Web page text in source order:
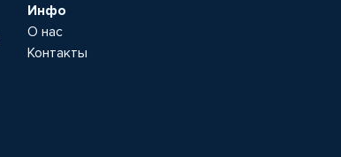
Инфо
О нас
Контакты